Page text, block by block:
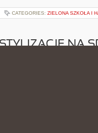
CATEGORIES: ZIELONA SZKOŁA I
NA